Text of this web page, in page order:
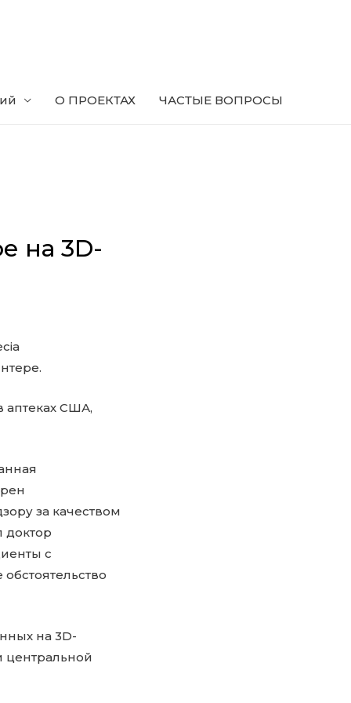
О ПРОЕКТАХ ЧАСТЫЕ ВОПРОСЫ
на 3D-
аптеках США,
за качеством
доктор
с
на 3D-
центральной